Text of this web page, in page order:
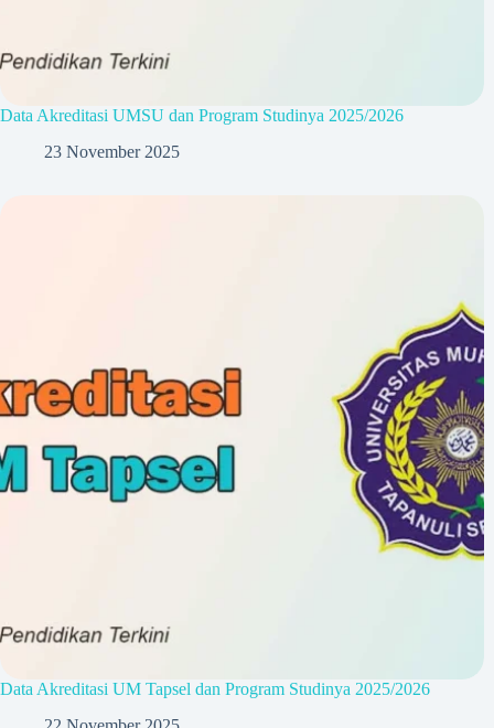
Data Akreditasi UMSU dan Program Studinya 2025/2026
23 November 2025
Data Akreditasi UM Tapsel dan Program Studinya 2025/2026